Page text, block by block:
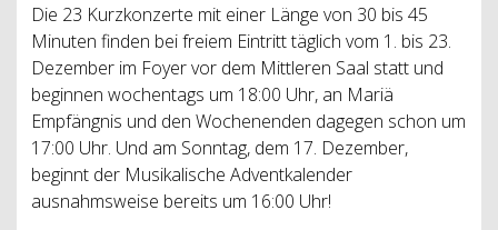
Die 23 Kurzkonzerte mit einer Länge von 30 bis 45
Minuten finden bei freiem Eintritt täglich vom 1. bis 23.
Dezember im Foyer vor dem Mittleren Saal statt und
beginnen wochentags um 18:00 Uhr, an Mariä
Empfängnis und den Wochenenden dagegen schon um
17:00 Uhr. Und am Sonntag, dem 17. Dezember,
beginnt der Musikalische Adventkalender
ausnahmsweise bereits um 16:00 Uhr!